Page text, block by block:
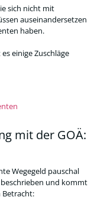
sich nicht mit
auseinandersetzen
haben.
einige Zuschläge
mit der GOÄ:
Wegegeld pauschal
beschrieben und kommt
Betracht: